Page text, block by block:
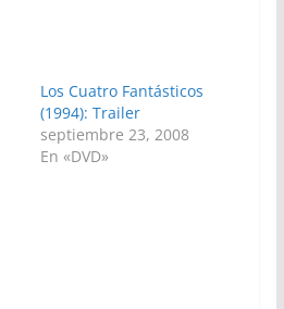
Los Cuatro Fantásticos
(1994): Trailer
septiembre 23, 2008
En «DVD»